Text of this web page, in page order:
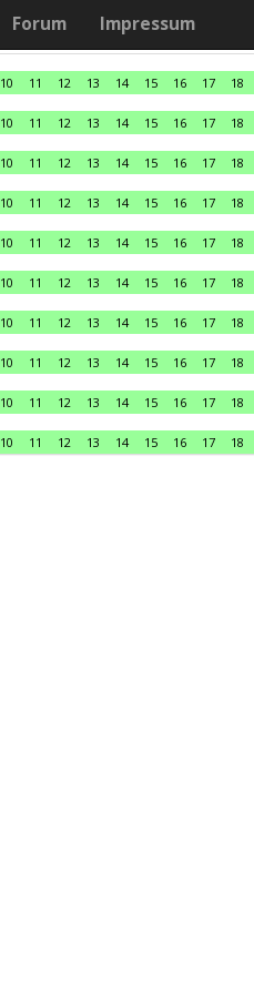
Forum Impressum
10 11 12 13 14 15 16 17 18
10 11 12 13 14 15 16 17 18
10 11 12 13 14 15 16 17 18
10 11 12 13 14 15 16 17 18
10 11 12 13 14 15 16 17 18
10 11 12 13 14 15 16 17 18
10 11 12 13 14 15 16 17 18
10 11 12 13 14 15 16 17 18
10 11 12 13 14 15 16 17 18
10 11 12 13 14 15 16 17 18